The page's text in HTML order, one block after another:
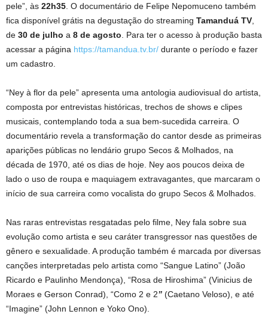
pele”, às 22h35 . O documentário de Felipe Nepomuceno também
fica disponível grátis na degustação do streaming Tamanduá TV
de 30 de julho a 8 de agosto . Para ter o acesso à produção basta
acessar a página https://tamandua.tv.br/ durante o período e fazer
um cadastro.
“Ney à flor da pele” apresenta uma antologia audiovisual do artista,
composta por entrevistas históricas, trechos de shows e clipes
musicais, contemplando toda a sua bem-sucedida carreira. O
documentário revela a transformação do cantor desde as primeiras
aparições públicas no lendário grupo Secos & Molhados, na
década de 1970, até os dias de hoje. Ney aos poucos deixa de
lado o uso de roupa e maquiagem extravagantes, que marcaram o
início de sua carreira como vocalista do grupo Secos & Molhados.
Nas raras entrevistas resgatadas pelo filme, Ney fala sobre sua
evolução como artista e seu caráter transgressor nas questões de
gênero e sexualidade. A produção também é marcada por diversas
canções interpretadas pelo artista como “Sangue Latino” (João
Ricardo e Paulinho Mendonça), “Rosa de Hiroshima” (Vinicius de
Moraes e Gerson Conrad), “Como 2 e 2” (Caetano Veloso), e até
“Imagine” (John Lennon e Yoko Ono).